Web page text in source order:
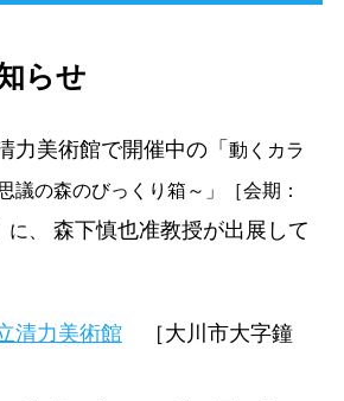
らせ
力美術館で開催中の「 動くカラ
議の森のびっくり箱～」［会期：
、
森下慎也准教授が出展して
清力美術館［大川市大字鐘